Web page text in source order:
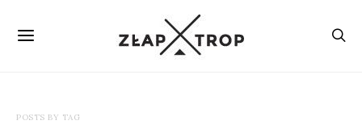
POSTS BY TAG